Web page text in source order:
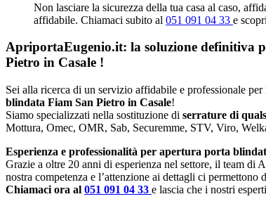
Non lasciare la sicurezza della tua casa al caso,
affidabile. Chiamaci subito al 051 091 04 33 e
ApriportaEugenio.it: la soluzione definitiva
Pietro in Casale !
Sei alla ricerca di un servizio affidabile e professionale
blindata Fiam San Pietro in Casale!
Siamo specializzati nella sostituzione di serrature di
Mottura, Omec, OMR, Sab, Securemme, STV, Viro,
Esperienza e professionalità per apertura porta
Grazie a oltre 20 anni di esperienza nel settore, il team
nostra competenza e l’attenzione ai dettagli ci
Chiamaci ora al 051 091 04 33 e lascia che i nostri